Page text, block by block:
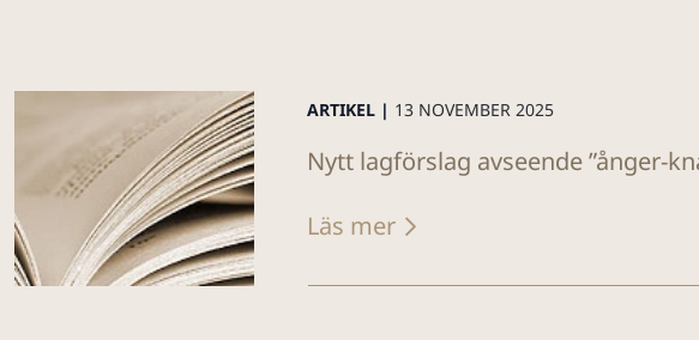
ARTIKEL | 13 NOVEMBER 2025
Nytt lagförslag avseende ”ånger-
Läs mer